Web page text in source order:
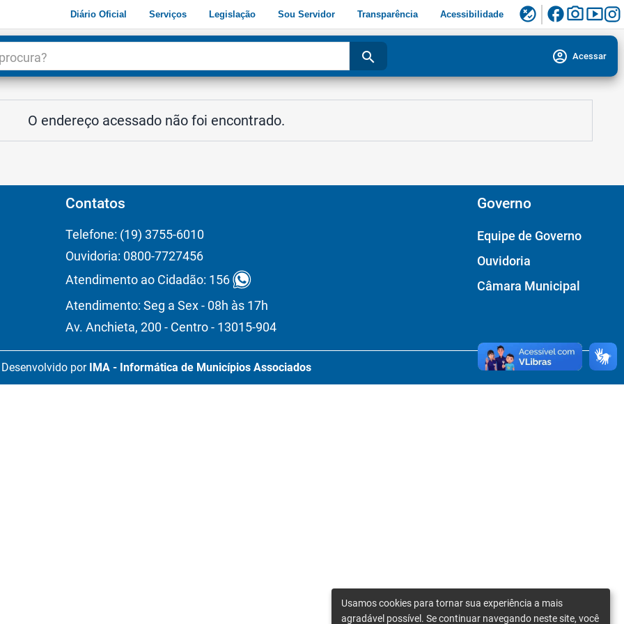
Diário Oficial Serviços Legislação Sou Servidor Transparência Acessibilidade flaky facebookphoto_camerasmart_display
search account_circle Acessar
O endereço acessado não foi encontrado.
Contatos
Telefone: (19) 3755-6010
Ouvidoria: 0800-7727456
Atendimento ao Cidadão: 156
Atendimento: Seg a Sex - 08h às 17h
Av. Anchieta, 200 - Centro - 13015-904
Governo
Equipe de Governo
Ouvidoria
Câmara Municipal
Desenvolvido por IMA - Informática de Municípios Associados
Usamos cookies para tornar sua experiência a mais
agradável possível. Se continuar navegando neste site, você